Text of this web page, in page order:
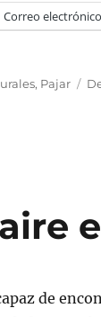
Correo electrónico
, Pajar
de